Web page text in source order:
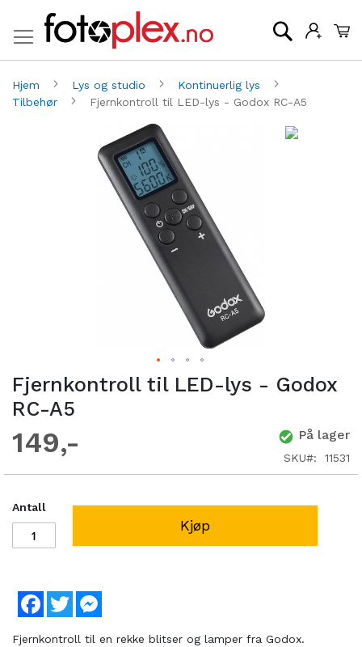
Søk
Hjem Lys og studio
Kontinuerlig lys
Tilbehør
Fjernkontroll til LED-lys - Godox RC-A5
Fjernkontroll til LED-lys - Godox
RC-A5
149 På lager
SKU 11531
Antall
Kjøp
Facebook
Twitter
Fjernkontroll til en rekke blitser og lamper fra Godox.